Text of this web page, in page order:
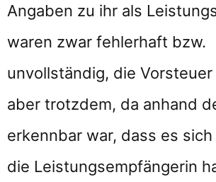
Angaben zu ihr als
waren zwar fehlerhaft bzw.
unvollständig, die
aber trotzdem, da anhand
erkennbar war, dass es
die Leistungsempfängerin